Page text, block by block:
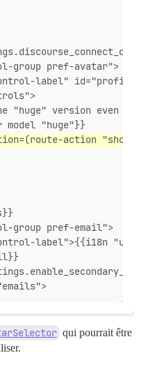
group pref-avatar">
label"
"huge" version even
model "huge"}}
action
group pref-email">
label">{{i18n
qui pourrait être